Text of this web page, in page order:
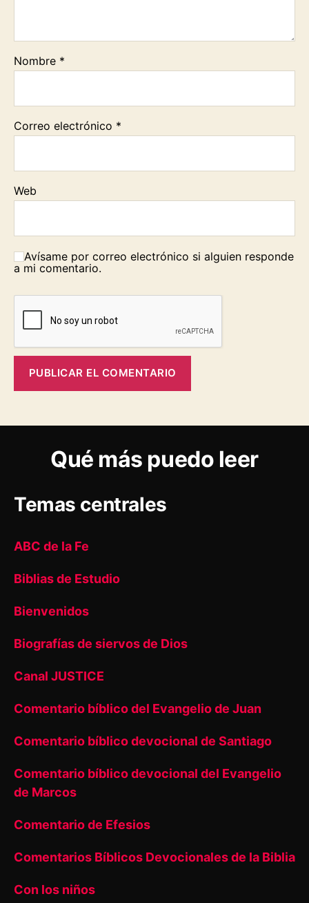
Nombre *
Correo electrónico *
Web
Avísame por correo electrónico si alguien responde
a mi comentario.
Qué más puedo leer
Temas centrales
ABC de la Fe
Biblias de Estudio
Bienvenidos
Biografías de siervos de Dios
Canal JUSTICE
Comentario bíblico del Evangelio de Juan
Comentario bíblico devocional de Santiago
Comentario bíblico devocional del Evangelio
de Marcos
Comentario de Efesios
Comentarios Bíblicos Devocionales de la Biblia
Con los niños